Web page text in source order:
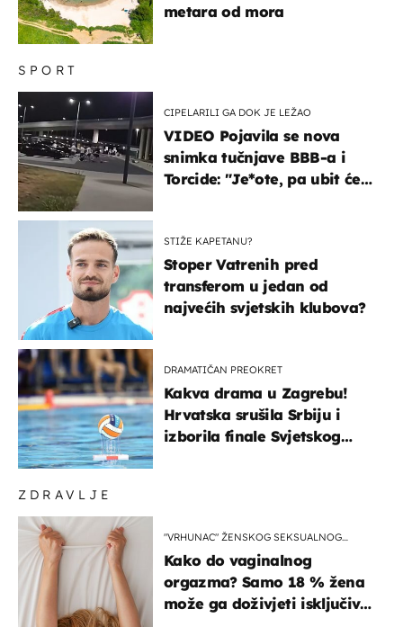
ZDRAVLJE
"VRHUNAC" ŽENSKOG SEKSUALNOG
Kako do vaginalnog
orgazma? Samo 18 % žena
može ga doživjeti isključivo
SPORT
CIPELARILI GA DOK JE LEŽAO
VIDEO Pojavila se nova
snimka tučnjave BBB-a i
Torcide: "Je*ote, pa ubit će
STIŽE KAPETANU?
Stoper Vatrenih pred
transferom u jedan od
najvećih svjetskih klubova?
DRAMATIČAN PREOKRET
Kakva drama u Zagrebu!
Hrvatska srušila Srbiju i
izborila finale Svjetskog
metara od mora